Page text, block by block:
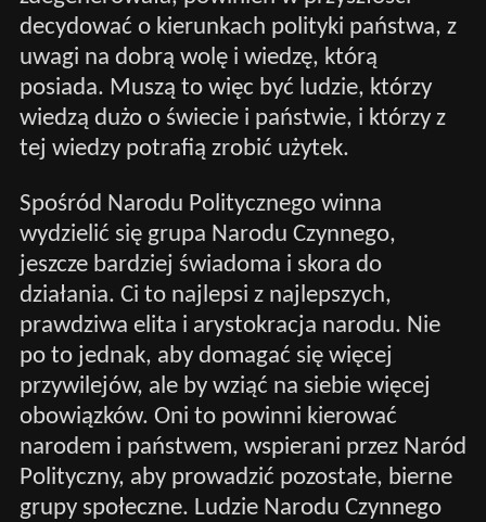
decydować o kierunkach polityki państwa, z
uwagi na dobrą wolę i wiedzę, którą
posiada. Muszą to więc być ludzie, którzy
wiedzą dużo o świecie i państwie, i którzy z
tej wiedzy potrafią zrobić użytek.
Spośród Narodu Politycznego winna
wydzielić się grupa Narodu Czynnego,
jeszcze bardziej świadoma i skora do
działania. Ci to najlepsi z najlepszych,
prawdziwa elita i arystokracja narodu. Nie
po to jednak, aby domagać się więcej
przywilejów, ale by wziąć na siebie więcej
obowiązków. Oni to powinni kierować
narodem i państwem, wspierani przez Naród
Polityczny, aby prowadzić pozostałe, bierne
grupy społeczne. Ludzie Narodu Czynnego